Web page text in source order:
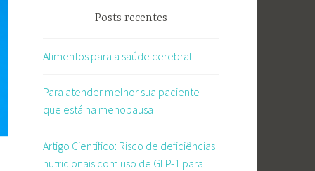
Posts recentes
Alimentos para a saúde cerebral
Para atender melhor sua paciente
que está na menopausa
Artigo Científico: Risco de deficiências
nutricionais com uso de GLP-1 para